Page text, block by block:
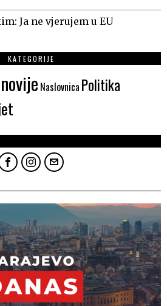
Ja ne vjerujem u EU
KATEGORIJE
Naslovnica Politika